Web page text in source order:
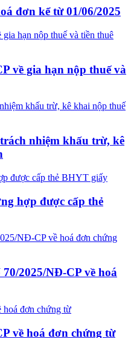
đơn kể từ 01/06/2025
về gia hạn nộp thuế và
nhiệm khấu trừ, kê
hợp được cấp thẻ
2025/NĐ-CP về hoá
về hoá đơn chứng từ